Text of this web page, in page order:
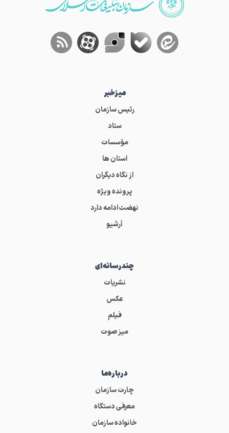
میز‌خبر
رئیس سازمان
ستاد
مؤسسات
استان ها
از نگاه دیگران
پرونده ویژه
نهضت ادامه دارد
آرشیو
چندرسانه‌ای
نشریات
عکس
فیلم
میز صوت
درباره‌ما
چارت سازمان
معرفی دستگاه
خانواده سازمان